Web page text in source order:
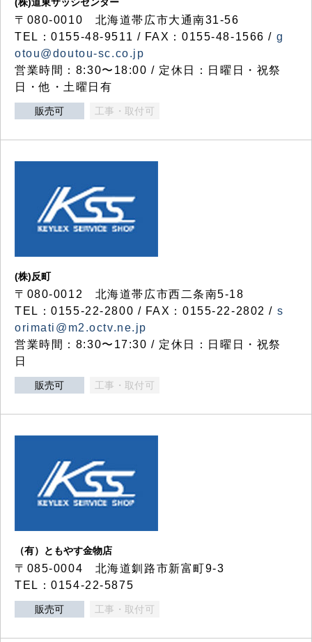
〒080-0010 北海道帯広市大通南31-56
TEL：0155-48-9511 / FAX：0155-48-1566 / g
otou@doutou-sc.co.jp
営業時間：8:30〜18:00 / 定休日：日曜日・祝祭
日・他・土曜日有
販売可 工事・取付可
(株)反町
〒080-0012 北海道帯広市西二条南5-18
TEL：0155-22-2800 / FAX：0155-22-2802 / s
orimati@m2.octv.ne.jp
営業時間：8:30〜17:30 / 定休日：日曜日・祝祭
日
販売可 工事・取付可
（有）ともやす金物店
〒085-0004 北海道釧路市新富町9-3
TEL：0154-22-5875
販売可 工事・取付可